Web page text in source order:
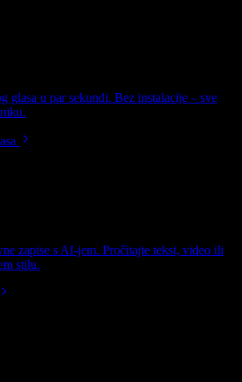
glasa u par sekundi. Bez instalacije – sve
zapise s AI-jem. Pročitajte tekst, video ili
stilu.